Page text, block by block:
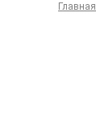
Главная